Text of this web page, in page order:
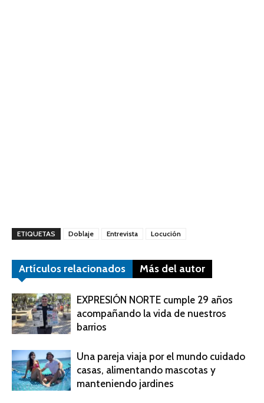
ETIQUETAS Doblaje Entrevista Locución
Artículos relacionados Más del autor
EXPRESIÓN NORTE cumple 29 años
acompañando la vida de nuestros
barrios
Una pareja viaja por el mundo cuidado
casas, alimentando mascotas y
manteniendo jardines